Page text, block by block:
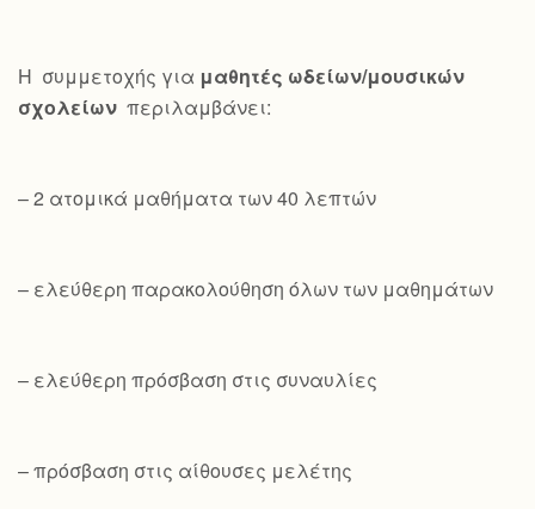
Η συμμετοχής για μαθητές ωδείων/μουσικών
σχολείων περιλαμβάνει:
– 2 ατομικά μαθήματα των 40 λεπτών
– ελεύθερη παρακολούθηση όλων των μαθημάτων
– ελεύθερη πρόσβαση στις συναυλίες
– πρόσβαση στις αίθουσες μελέτης